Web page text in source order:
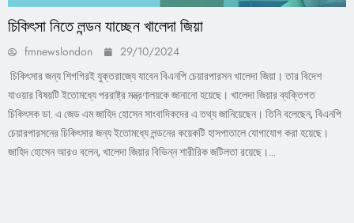
চিকিৎসা নিতে লন্ডন যাচ্ছেন খালেদা জিয়া
fmnewslondon 29/10/2024
চিকিৎসার জন্য শিগগিরই যুক্তরাজ্যে যাবেন বিএনপি চেয়ারপারসন খালেদা জিয়া। তার বিদেশ
যাওয়ার বিষয়টি ইতোমধ্যে পররাষ্ট্র মন্ত্রণালয়কে জানানো হয়েছে। খালেদা জিয়ার ব্যক্তিগত
চিকিৎসক ডা. এ জেড এম জাহিদ হোসেন সাংবাদিকদের এ তথ্য জানিয়েছেন। তিনি বলেছেন, বিএনপি
চেয়ারপারসনের চিকিৎসার জন্য ইতোমধ্যে লন্ডনের কয়েকটি হাসপাতালে যোগাযোগ করা হয়েছে।
জাহিদ হোসেন আরও বলেন, খালেদা জিয়ার বিভিন্ন শারীরিক জটিলতা রয়েছে।...